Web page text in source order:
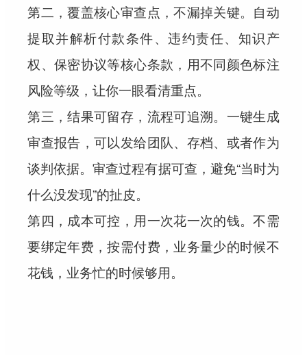
第二，覆盖核心审查点，不漏掉关键。 自动
提取并解析付款条件、违约责任、知识产
权、保密协议等核心条款，用不同颜色标注
风险等级，让你一眼看清重点。
第三，结果可留存，流程可追溯。 一键生成
审查报告，可以发给团队、存档、或者作为
谈判依据。审查过程有据可查，避免“当时为
什么没发现”的扯皮。
第四，成本可控，用一次花一次的钱。不需
要绑定年费，按需付费，业务量少的时候不
花钱，业务忙的时候够用。